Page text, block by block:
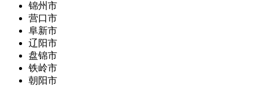
锦州市
营口市
阜新市
辽阳市
盘锦市
铁岭市
朝阳市